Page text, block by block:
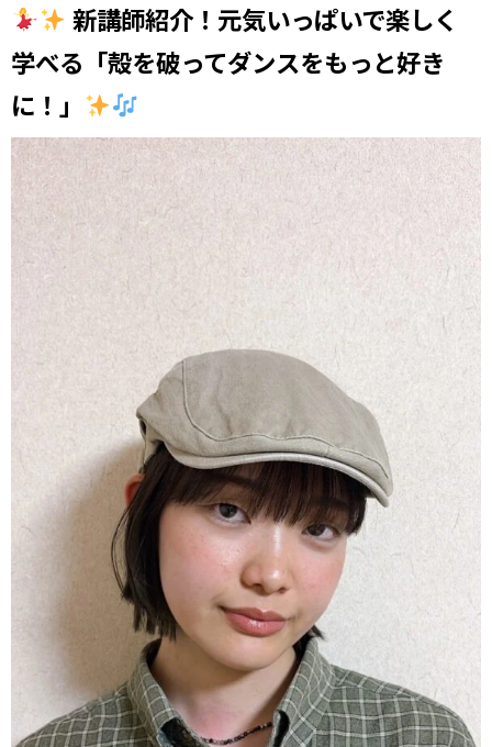
新講師紹介！元気いっぱいで楽しく
学べる「殻を破ってダンスをもっと好き
に！」